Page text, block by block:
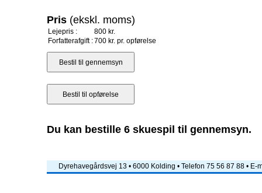
Pris (ekskl. moms)
Lejepris :
800 kr.
Forfatterafgift :700 kr. pr. opførelse
Du kan bestille 6 skuespil til gennemsyn.
Dyrehavegårdsvej 13 • 6000 Kolding • Telefon 75 56 87 88 • E-